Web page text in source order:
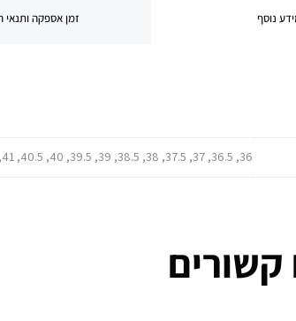
נוסף זמן אספקה ותנאי
36, 36.5, 37, 37.5, 38, 38.5, 39, 39.5, 40, 40.5, 41, 41.5, 42, 42.5, 43, 43.5, 44, 44.5, 45, 45.5, 46
קשורים